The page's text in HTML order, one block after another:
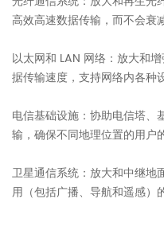
高效高速数据传输，而不会衰
以太网和 LAN 网络：放大和
据传输速度，支持网络内各种
电信基础设施：协助电信塔、
输，确保不同地理位置的用户
卫星通信系统：放大和中继地
用（包括广播、导航和遥感）